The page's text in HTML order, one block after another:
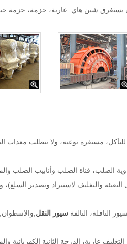
شين هاي: عارية، حزمة، حزمة حبل
مستقرة نوعية، ولا تتطلب معدات
الصلب، قناة الصلب وأنابيب الصلب
والتغليف لاستيراد وتصدير
الناقلة، التالفة سيور النقل ,والاسطوان,
عارية، الدرجة الثانية الكهربائية